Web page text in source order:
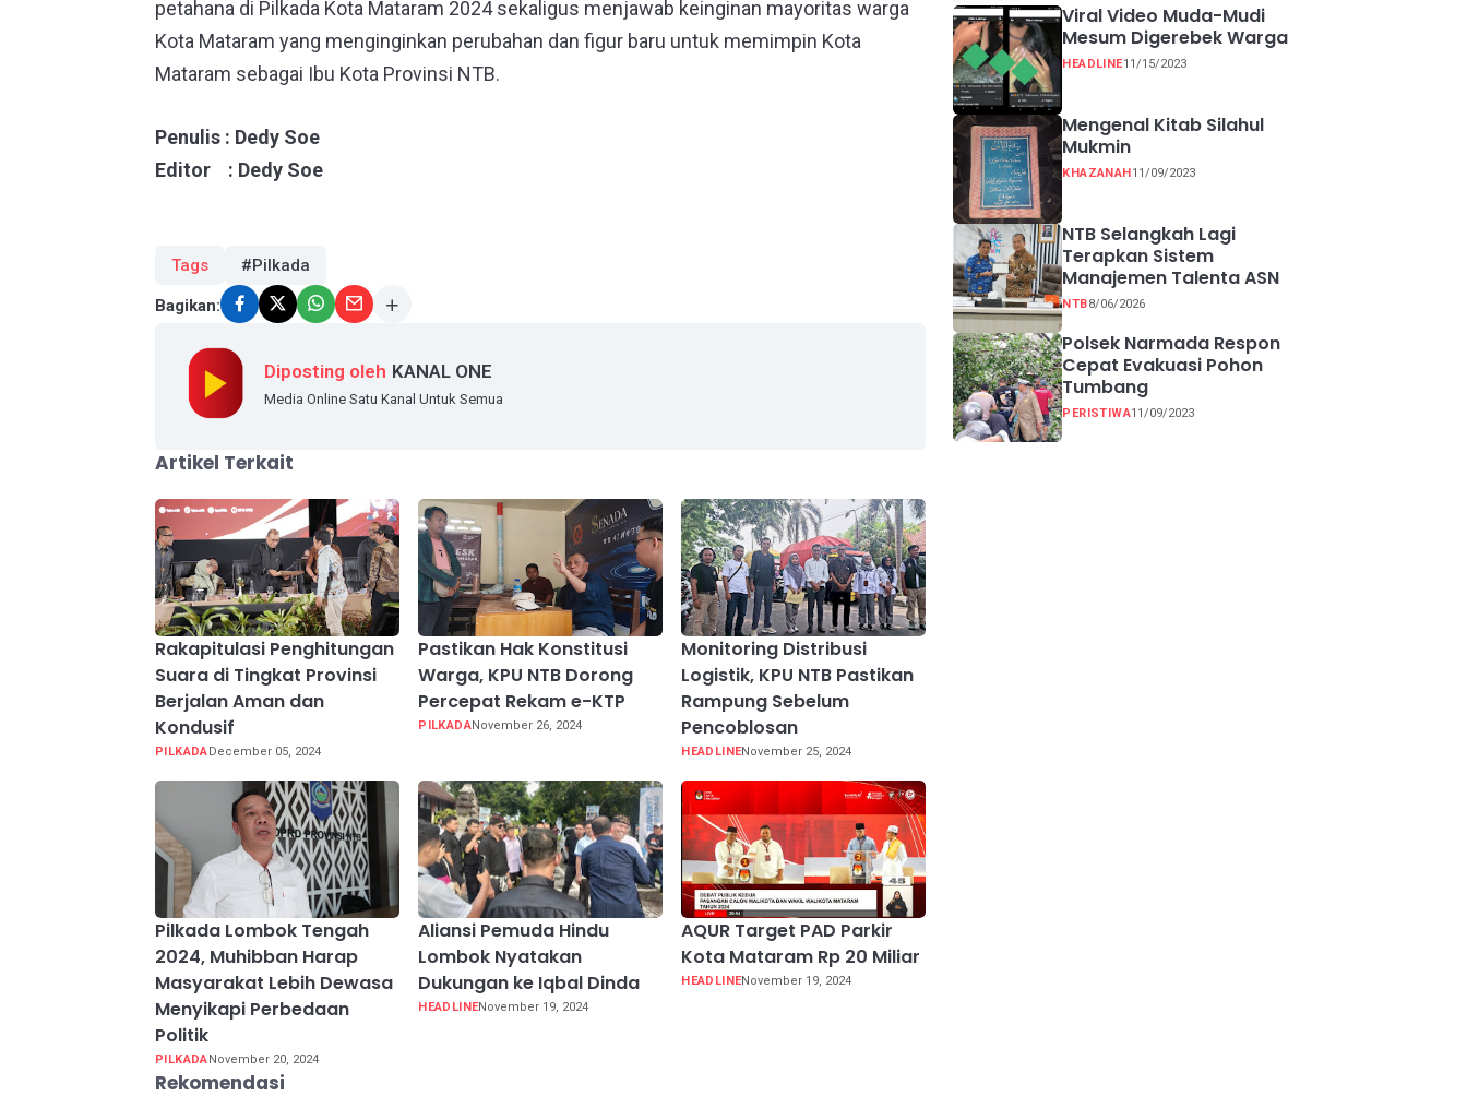
petahana di Pilkada Kota Mataram 2024 sekaligus menjawab keinginan mayoritas warga
Kota Mataram yang menginginkan perubahan dan figur baru untuk memimpin Kota
Mataram sebagai Ibu Kota Provinsi NTB.
Penulis : Dedy Soe
Editor : Dedy Soe
Tags #Pilkada
Bagikan:
Diposting oleh KANAL ONE
Media Online Satu Kanal Untuk Semua
Artikel Terkait
Rakapitulasi Penghitungan
Suara di Tingkat Provinsi
Berjalan Aman dan
Kondusif
PILKADA December 05, 2024
Pastikan Hak Konstitusi
Warga, KPU NTB Dorong
Percepat Rekam e-KTP
PILKADANovember 26, 2024
Monitoring Distribusi
Logistik, KPU NTB Pastikan
Rampung Sebelum
Pencoblosan
HEADLINENovember 25, 2024
Pilkada Lombok Tengah
2024, Muhibban Harap
Masyarakat Lebih Dewasa
Menyikapi Perbedaan
Politik
PILKADA November 20, 2024
Aliansi Pemuda Hindu
Lombok Nyatakan
Dukungan ke Iqbal Dinda
HEADLINENovember 19, 2024
AQUR Target PAD Parkir
Kota Mataram Rp 20 Miliar
HEADLINENovember 19, 2024
Rekomendasi
Viral Video Muda-Mudi
Mesum Digerebek Warga
HEADLINE11/15/2023
Mengenal Kitab Silahul
Mukmin
KHAZANAH11/09/2023
NTB Selangkah Lagi
Terapkan Sistem
Manajemen Talenta ASN
NTB8/06/2026
Polsek Narmada Respon
Cepat Evakuasi Pohon
Tumbang
PERISTIWA11/09/2023